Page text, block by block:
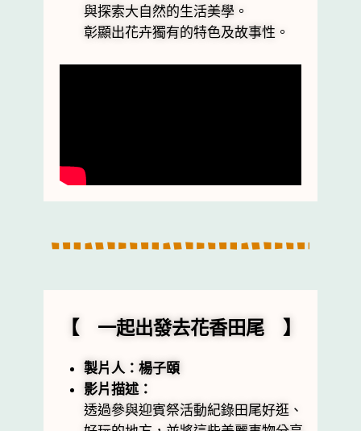
與探索大自然的生活美學。
彰顯出花卉獨有的特色及故事性。
【 一起出發去花香田尾 】
製片人：楊子頤
影片描述：
透過參與迎賓祭活動紀錄田尾好逛、